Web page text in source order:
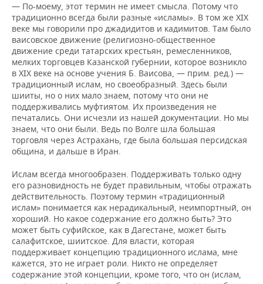
— По-моему, этот термин не имеет смысла. Потому что
традиционно всегда были разные «исламы». В том же XIX
веке мы говорили про джадидитов и кадимитов. Там было
ваисовское движение (религиозно-общественное
движение среди татарских крестьян, ремесленников,
мелких торговцев Казанской губернии, которое возникло
в XIX веке на основе учения Б. Ваисова, — прим. ред.) —
традиционный ислам, но своеобразный. Здесь были
шииты, но о них мало знаем, потому что они не
поддерживались муфтиятом. Их произведения не
печатались. Они исчезли из нашей документации. Но мы
знаем, что они были. Ведь по Волге шла большая
торговля через Астрахань, где была большая персидская
община, и дальше в Иран.
Ислам всегда многообразен. Поддерживать только одну
его разновидность не будет правильным, чтобы отражать
действительность. Поэтому термин «традиционный
ислам» понимается как нерадикальный, неимпортный, он
хороший. Но какое содержание его должно быть? Это
может быть суфийское, как в Дагестане, может быть
салафитское, шиитское. Для власти, которая
поддерживает концепцию традиционного ислама, мне
кажется, это не играет роли. Никто не определяет
содержание этой концепции, кроме того, что он (ислам,